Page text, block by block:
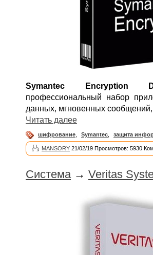
Symantec Encryption
профессиональный набор
данных, мгновенных
Читать далее
шифрование Symantec защита
MANSORY 21/02/19 Просмотров: 5930
Система→ Veritas